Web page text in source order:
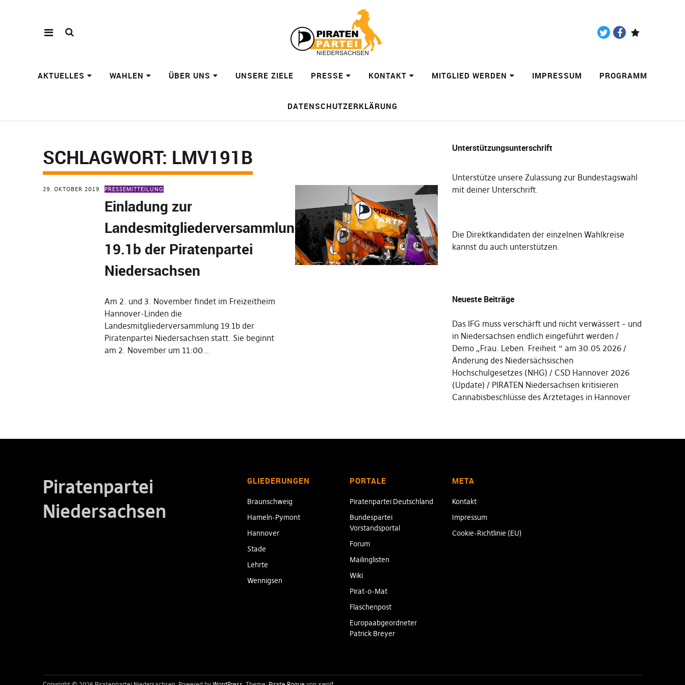
AKTUELLES WAHLEN ÜBER UNS UNSERE ZIELE PRESSE KONTAKT MITGLIED WERDEN IMPRESSUM PROGRAMM
DATENSCHUTZERKLÄRUNG
SCHLAGWORT: LMV191B
29. OKTOBER 2019 PRESSEMITTEILUNG
Einladung zur
Landesmitgliederversammlung
19.1b der Piratenpartei
Niedersachsen
Am 2. und 3. November findet im Freizeitheim
Hannover-Linden die
Landesmitgliederversammlung 19.1b der
Piratenpartei Niedersachsen statt. Sie beginnt
am 2. November um 11:00…
Unterstützungsunterschrift
Unterstütze unsere Zulassung zur Bundestagswahl
mit deiner Unterschrift.
Die Direktkandidaten der einzelnen Wahlkreise
kannst du auch unterstützen.
Neueste Beiträge
Das IFG muss verschärft und nicht verwässert – und
in Niedersachsen endlich eingeführt werden
Demo „Frau. Leben. Freiheit.“ am 30.05.2026
Änderung des Niedersächsischen
Hochschulgesetzes (NHG)
CSD Hannover 2026
(Update)
PIRATEN Niedersachsen kritisieren
Cannabisbeschlüsse des Ärztetages in Hannover
Piratenpartei
Niedersachsen
GLIEDERUNGEN
Braunschweig
Hameln-Pymont
Hannover
Stade
Lehrte
Wennigsen
PORTALE
Piratenpartei Deutschland
Bundespartei
Vorstandsportal
Forum
Mailinglisten
Wiki
Pirat-o-Mat
Flaschenpost
Europaabgeordneter
Patrick Breyer
META
Kontakt
Impressum
Cookie-Richtlinie (EU)